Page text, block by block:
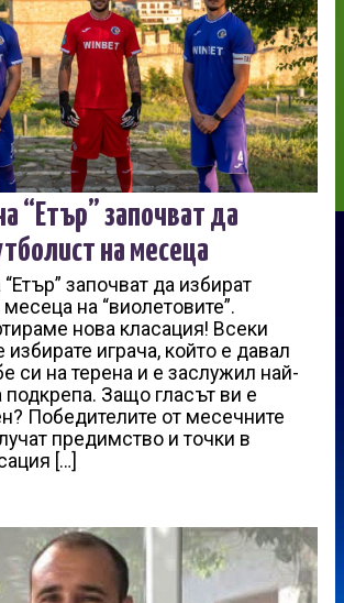
“Етър” започват да
на месеца
започват да избират
на “виолетовите”.
нова класация! Всеки
играча, който е давал
си на терена и е заслужил най-
подкрепа. Защо гласът ви е
Победителите от месечните
предимство и точки в
[…]